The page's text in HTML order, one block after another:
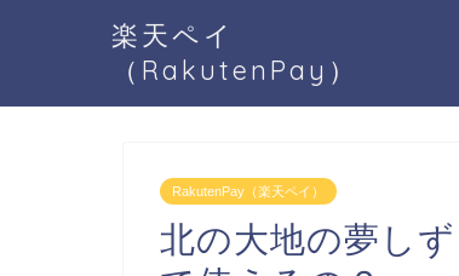
楽天ペイ
（RakutenPay）
RakutenPay（楽天ペイ）
北の大地の夢し